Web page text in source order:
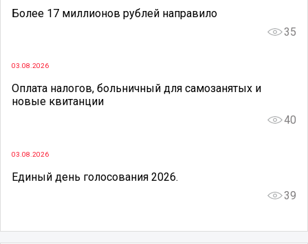
Более 17 миллионов рублей направило
35
03.08.2026
Оплата налогов, больничный для самозанятых и
новые квитанции
40
03.08.2026
Единый день голосования 2026.
39